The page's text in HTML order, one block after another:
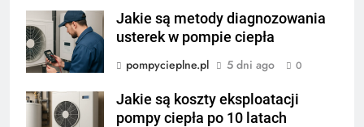
Jakie są metody diagnozowania
usterek w pompie ciepła
pompycieplne.pl
5 dni ago 0
Jakie są koszty eksploatacji
pompy ciepła po 10 latach